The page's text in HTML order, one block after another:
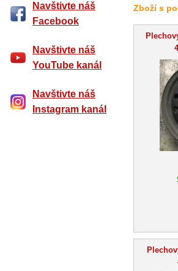
Navštivte náš
Facebook
Navštivte náš
YouTube kanál
Navštivte náš
Instagram kanál
Zboží s